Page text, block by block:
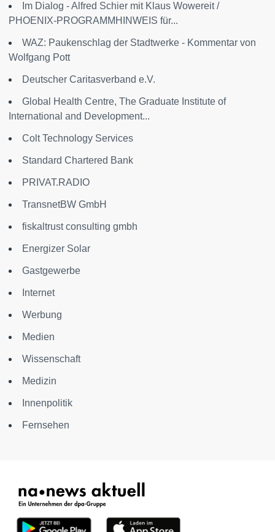
Im Dialog - Alfred Schier mit Klaus Wowereit /
PHOENIX-PROGRAMMHINWEIS für...
WAZ: Paukenschlag der Stadtwerke - Kommentar von
Wolfgang Pott
Deutscher Caritasverband e.V.
Global Health Centre, The Graduate Institute of
International and Development...
Colt Technology Services
Standard Chartered Bank
PRIVAT.RADIO
TransnetBW GmbH
fiskaltrust consulting gmbh
Energizer Solar
Gastgewerbe
Internet
Werbung
Medien
Wissenschaft
Medizin
Innenpolitik
Fernsehen